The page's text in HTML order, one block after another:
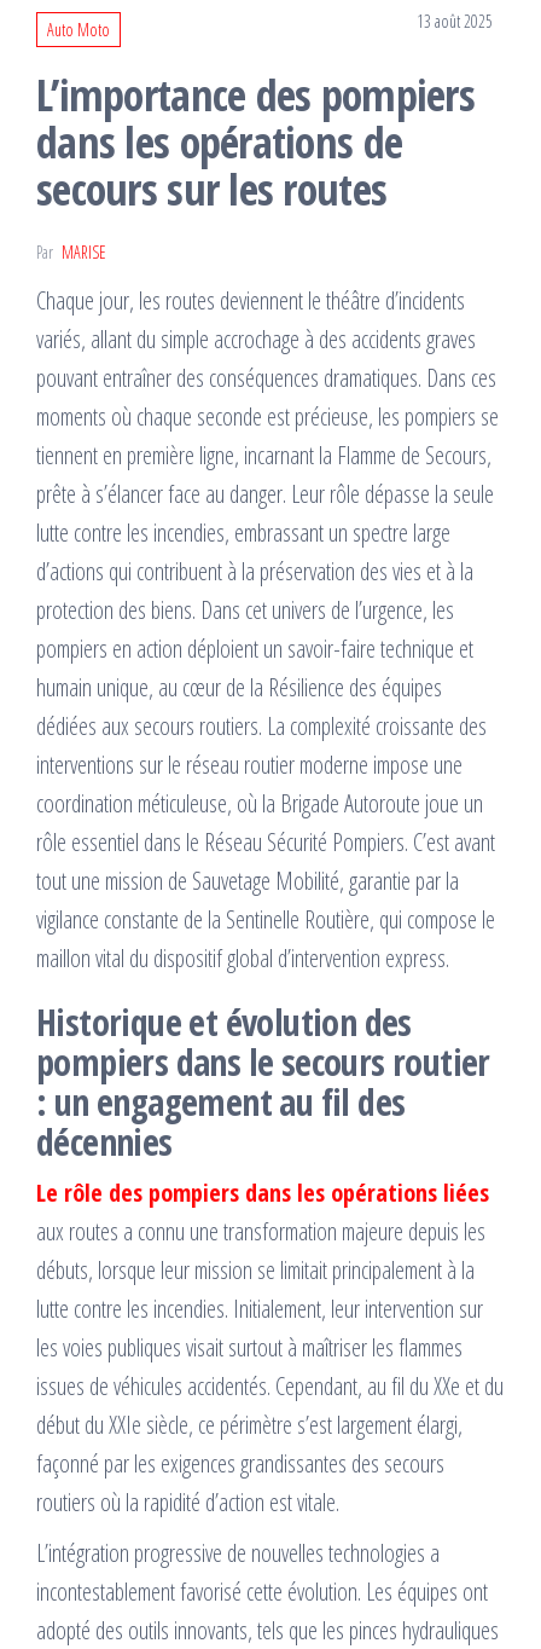
Auto Moto 13 août 2025
L’importance des pompiers
dans les opérations de
secours sur les routes
Par MARISE
Chaque jour, les routes deviennent le théâtre d’incidents
variés, allant du simple accrochage à des accidents graves
pouvant entraîner des conséquences dramatiques. Dans ces
moments où chaque seconde est précieuse, les pompiers se
tiennent en première ligne, incarnant la Flamme de Secours,
prête à s’élancer face au danger. Leur rôle dépasse la seule
lutte contre les incendies, embrassant un spectre large
d’actions qui contribuent à la préservation des vies et à la
protection des biens. Dans cet univers de l’urgence, les
pompiers en action déploient un savoir-faire technique et
humain unique, au cœur de la Résilience des équipes
dédiées aux secours routiers. La complexité croissante des
interventions sur le réseau routier moderne impose une
coordination méticuleuse, où la Brigade Autoroute joue un
rôle essentiel dans le Réseau Sécurité Pompiers. C’est avant
tout une mission de Sauvetage Mobilité, garantie par la
vigilance constante de la Sentinelle Routière, qui compose le
maillon vital du dispositif global d’intervention express.
Historique et évolution des
pompiers dans le secours routier
: un engagement au fil des
décennies
Le rôle des pompiers dans les opérations liées
aux routes a connu une transformation majeure depuis les
débuts, lorsque leur mission se limitait principalement à la
lutte contre les incendies. Initialement, leur intervention sur
les voies publiques visait surtout à maîtriser les flammes
issues de véhicules accidentés. Cependant, au fil du XXe et du
début du XXIe siècle, ce périmètre s’est largement élargi,
façonné par les exigences grandissantes des secours
routiers où la rapidité d’action est vitale.
L’intégration progressive de nouvelles technologies a
incontestablement favorisé cette évolution. Les équipes ont
adopté des outils innovants, tels que les pinces hydrauliques